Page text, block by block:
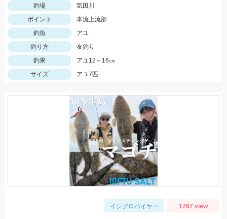
釣場
気田川
ポイント
本流上流部
釣魚
アユ
釣り方
友釣り
釣果
アユ12～16㎝
サイズ
アユ7匹
イシグロバイヤー 1767 view